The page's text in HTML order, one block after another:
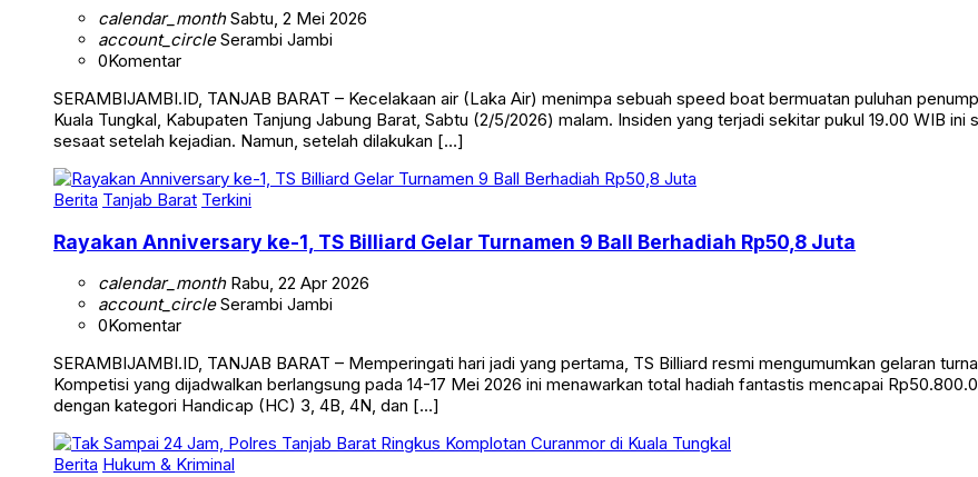
calendar_monthSabtu, 2 Mei 2026
account_circleSerambi Jambi
0Komentar
SERAMBIJAMBI.ID, TANJAB BARAT – Kecelakaan air (Laka Air) menimpa sebuah speed boat bermuatan puluhan
Kuala Tungkal, Kabupaten Tanjung Jabung Barat, Sabtu (2/5/2026) malam. Insiden yang terjadi sekitar pukul 19.00 WIB
sesaat setelah kejadian. Namun, setelah dilakukan […]
Berita Tanjab Barat Terkini
Rayakan Anniversary ke-1, TS Billiard Gelar Turnamen 9 Ball Berhadiah Rp50,8 Juta
calendar_monthRabu, 22 Apr 2026
account_circleSerambi Jambi
0Komentar
SERAMBIJAMBI.ID, TANJAB BARAT – Memperingati hari jadi yang pertama, TS Billiard resmi mengumumkan gelaran
Kompetisi yang dijadwalkan berlangsung pada 14-17 Mei 2026 ini menawarkan total hadiah fantastis mencapai
dengan kategori Handicap (HC) 3, 4B, 4N, dan […]
Berita Hukum & Kriminal